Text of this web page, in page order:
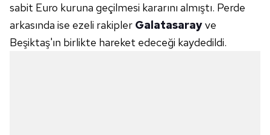
sabit Euro kuruna geçilmesi kararını almıştı. Perde
arkasında ise ezeli rakipler Galatasarayve
Beşiktaş'ın birlikte hareket edeceği kaydedildi.